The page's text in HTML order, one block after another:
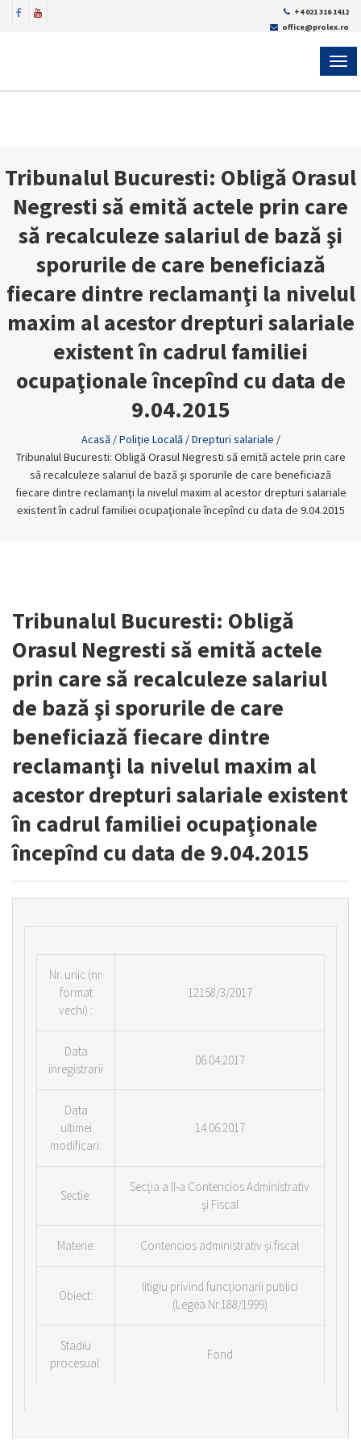
+4 021 316 1412
office@prolex.ro
Tribunalul Bucuresti: Obligă Orasul
Negresti să emită actele prin care
să recalculeze salariul de bază şi
sporurile de care beneficiază
fiecare dintre reclamanţi la nivelul
maxim al acestor drepturi salariale
existent în cadrul familiei
ocupaţionale începînd cu data de
9.04.2015
Acasă /Poliţie Locală /Drepturi salariale /
Tribunalul Bucuresti: Obligă Orasul Negresti să emită actele prin care
să recalculeze salariul de bază şi sporurile de care beneficiază
fiecare dintre reclamanţi la nivelul maxim al acestor drepturi salariale
existent în cadrul familiei ocupaţionale începînd cu data de 9.04.2015
Tribunalul Bucuresti: Obligă
Orasul Negresti să emită actele
prin care să recalculeze salariul
de bază şi sporurile de care
beneficiază fiecare dintre
reclamanţi la nivelul maxim al
acestor drepturi salariale existent
în cadrul familiei ocupaţionale
începînd cu data de 9.04.2015
Nr. unic (nr.
format
vechi) :
12158/3/2017
Data
inregistrarii
06.04.2017
Data
ultimei
modificari:
14.06.2017
Sectie:
Secţia a II-a Contencios Administrativ
şi Fiscal
Materie: Contencios administrativ şi fiscal
Obiect:
litigiu privind funcţionarii publici
(Legea Nr.188/1999)
Stadiu
procesual:
Fond